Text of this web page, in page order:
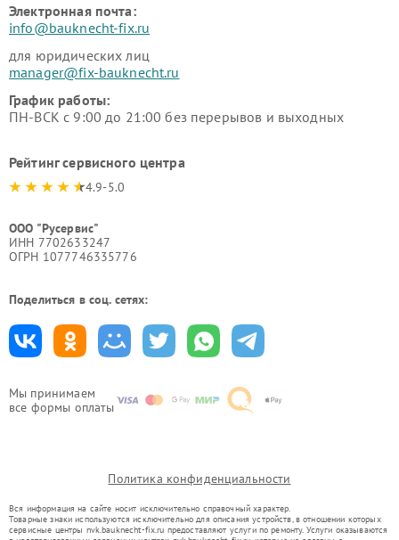
Мы принимаем
все формы оплаты
Электронная почта:
info@bauknecht-fix.ru
для юридических лиц
manager@fix-bauknecht.ru
График работы:
ПН-ВСК с 9:00 до 21:00 без перерывов и выходных
Рейтинг сервисного центра
4.9-5.0
ООО "Русервис"
ИНН 7702633247
ОГРН 1077746335776
Поделиться в соц. сетях:
Политика конфиденциальности
Вся информация на сайте носит исключительно справочный характер.
Товарные знаки используются исключительно для описания устройств, в отношении которых
сервисные центры nvk.bauknecht-fix.ru предоставляют услуги по ремонту. Услуги оказываются